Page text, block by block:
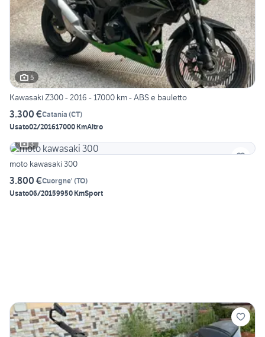
5
Kawasaki Z300 - 2016 - 17.000 km - ABS e bauletto
3.300 €Catania (CT)
Usato02/201617000 KmAltro
3
moto kawasaki 300
3.800 €Cuorgne' (TO)
Usato06/20159950 KmSport